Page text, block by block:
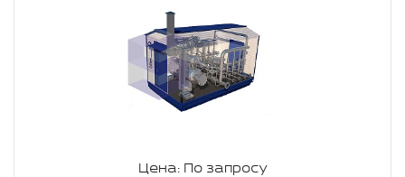
Цена: По запросу